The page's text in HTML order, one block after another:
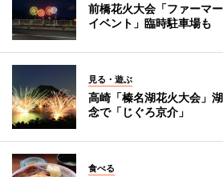
前橋花火大会「ファーマ
イベント」臨時駐車場も
見る・遊ぶ
高崎「榛名湖花火大会」
念で「じぐろ京介」
食べる